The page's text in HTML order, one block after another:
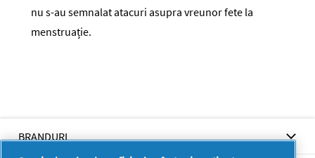
nu s-au semnalat atacuri asupra vreunor fete la
menstruație.
BRANDURI